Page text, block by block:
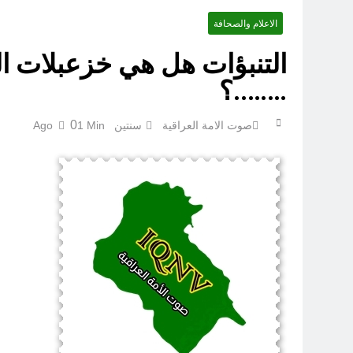
ازمة العلم العراقي.. ليست
الاعلام والصحافة
التنبؤات هل هي خزعبلات
……..؟
صوت الامة العراقية سنتين Ago 01 Min